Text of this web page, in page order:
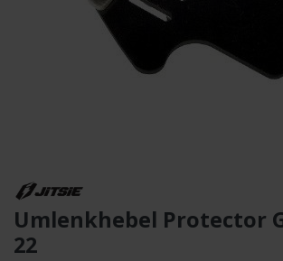
Umlenkhebel Protector
22